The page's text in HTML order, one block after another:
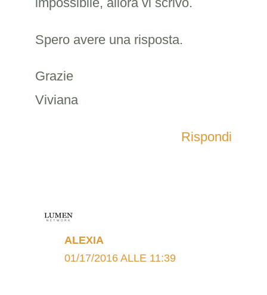
Spero avere una risposta.
Grazie
Viviana
Rispondi
ALEXIA
01/17/2016 ALLE 11:39